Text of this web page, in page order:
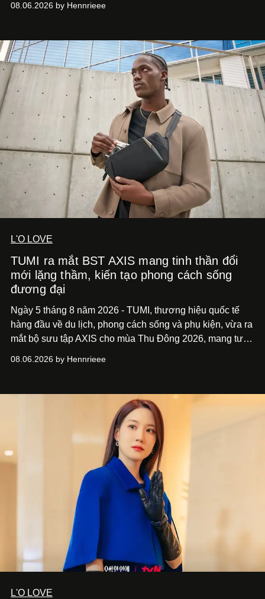
bước chuyển mình của 14 Casper sau chương trình, mà
của nam nghệ sĩ khi lần đầu tiên anh trình làng một MV
solo được đầu tư toàn diện từ sáng tác, sản xuất, trình
diễn đến hình ảnh.
08.06.2026 by Hennrieee
L'O LOVE
TUMI ra mắt BST AXIS mang tinh thần đổi
mới lặng thầm, kiến tạo phong cách sống
đương đại
Ngày 5 tháng 8 năm 2026 - TUMI, thương hiệu quốc tế
hàng đầu về du lịch, phong cách sống và phụ kiện, vừa ra
mắt bộ sưu tập AXIS cho mùa Thu Đông 2026, mang tư
và phong cách sống hiện đại bằng thiết kế sắc nét, chuẩn
08.06.2026 by Hennrieee
L'O LOVE